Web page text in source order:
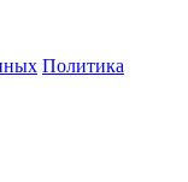
Политика